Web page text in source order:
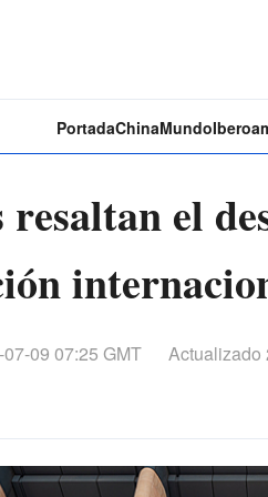
PortadaChinaMundo
resaltan el
09 07:25 GMT Actualizado